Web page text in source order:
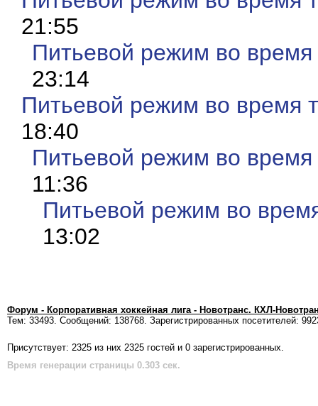
21:55
Питьевой режим во время
23:14
Питьевой режим во время
18:40
Питьевой режим во время
11:36
Питьевой режим во
13:02
Форум - Корпоративная хоккейная лига - Новотранс. КХЛ-
Тем: 33493. Сообщений: 138768. Зарегистрированных посетителей:
Присутствует: 2325 из них 2325 гостей и 0 зарегистрированных.
Время генерации страницы 0.303 сек.